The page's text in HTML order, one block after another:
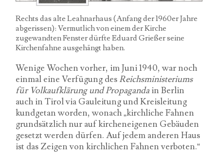
Rechts das alte Leahnarhaus (Anfang der 1960er Jahre
abgerissen): Vermutlich von einem der Kirche
zugewandten Fenster dürfte Eduard Grießer seine
Kirchenfahne ausgehängt haben.
Wenige Wochen vorher, im Juni 1940, war noch
einmal eine Verfügung desReichsministeriums
für Volkaufklärung und Propaganda in Berlin
auch in Tirol via Gauleitung und Kreisleitung
kundgetan worden, wonach „kirchliche Fahnen
grundsätzlich nur auf kircheneigenen Gebäuden
gesetzt werden dürfen. Auf jedem anderen Haus
ist das Zeigen von kirchlichen Fahnen verboten.“